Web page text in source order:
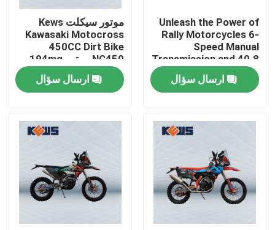
صفحه اصلی
تور کارخانه
Unleash the Power of
Rally Motorcycles 6-
Speed Manual
Transmission and 40.8
Max Power for the
Ultimate Riding
Experience
ارسال سؤال
موتور سیکلت Kews
Kawasaki Motocross
450CC Dirt Bike
NC450 موتور 194mq
ارسال سؤال